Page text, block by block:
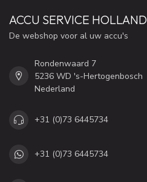
ACCU SERVICE HOLLAND
De webshop voor al uw accu's
Rondenwaard 7
5236 WD 's-Hertogenbosch
Nederland
+31 (0)73 6445734
+31 (0)73 6445734